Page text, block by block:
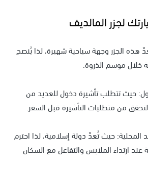
لجزر المالديف
هذه الجزر وجهة سياحية شهيرة، لذا يُنصح
خلال موسم الذروة.
حيث تتطلب تأشيرة دخول للعديد من
من متطلبات التأشيرة قبل السفر.
المحلية: حيث تُعدّ دولة إسلامية، لذا احترم
عند ارتداء الملابس والتفاعل مع السكان